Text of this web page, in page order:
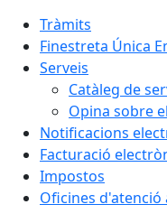
Tràmits
Finestreta Única
Serveis
Catàleg de
Opina sobre
Notificacions
Facturació
Impostos
Oficines d'atenció